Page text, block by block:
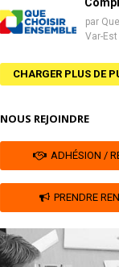
par
Var-Est
CHARGER PLUS DE
NOUS REJOINDRE
ADHÉSION /
PRENDRE